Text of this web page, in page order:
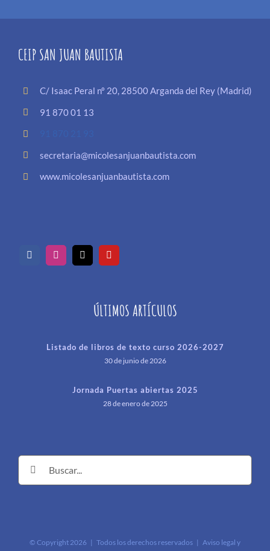
CEIP SAN JUAN BAUTISTA
C/ Isaac Peral nº 20, 28500 Arganda del Rey (Madrid)
91 870 01 13
secretaria@micolesanjuanbautista.com
www.micolesanjuanbautista.com
ÚLTIMOS ARTÍCULOS
Listado de libros de texto curso 2026-2027
30 de junio de 2026
Jornada Puertas abiertas 2025
28 de enero de 2025
© Copyright 2026 | Todos los derechos reservados | Aviso legal y